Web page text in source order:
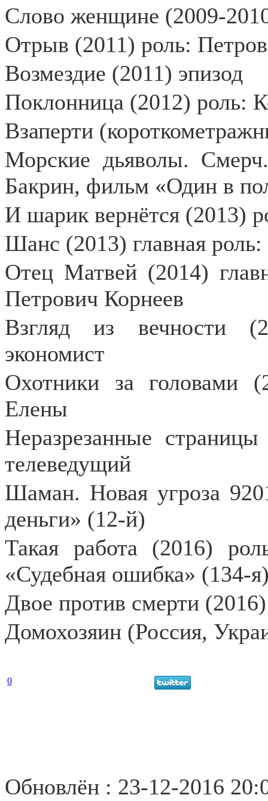
Слово женщине (2009-
Отрыв (2011) роль: Петров
Возмездие (2011) эпизод
Поклонница (2012) роль:
Взаперти
Морские дьяволы.
Бакрин, фильм «Один в
И шарик вернётся (2013)
Шанс (2013) главная
Отец Матвей (2014)
Петрович Корнеев
Взгляд из вечности
экономист
Охотники за головами
Елены
Неразрезанные
телеведущий
Шаман. Новая угроза
деньги» (12-й)
Такая работа (2016)
«Судебная ошибка» (134-
Двое против смерти (2016)
Домохозяин (Россия,
0
Обновлён : 23-12-2016